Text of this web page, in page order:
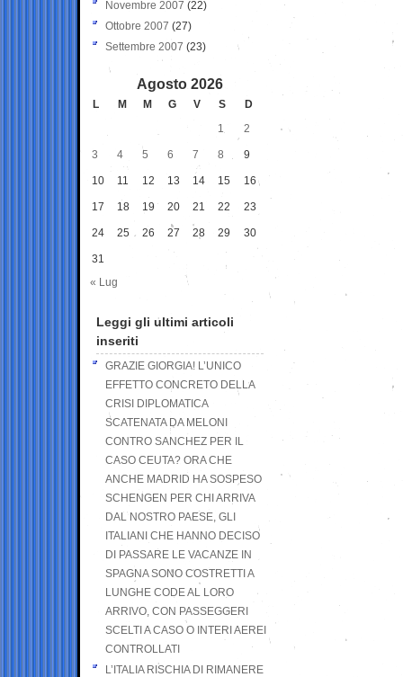
Novembre 2007 (22)
Ottobre 2007 (27)
Settembre 2007 (23)
Agosto 2026
L M M G V S
D
1
2
3 4 5 6 7 8 9
10 11 12 13 14 15 16
17 18 19 20 21 22 23
24 25 26 27 28 29 30
31
« Lug
Leggi gli ultimi articoli
inseriti
GRAZIE GIORGIA! L’UNICO
EFFETTO CONCRETO DELLA
CRISI DIPLOMATICA
SCATENATA DA MELONI
CONTRO SANCHEZ PER IL
CASO CEUTA? ORA CHE
ANCHE MADRID HA SOSPESO
SCHENGEN PER CHI ARRIVA
DAL NOSTRO PAESE, GLI
ITALIANI CHE HANNO DECISO
DI PASSARE LE VACANZE IN
SPAGNA SONO COSTRETTI A
LUNGHE CODE AL LORO
ARRIVO, CON PASSEGGERI
SCELTI A CASO O INTERI AEREI
CONTROLLATI
L’ITALIA RISCHIA DI RIMANERE